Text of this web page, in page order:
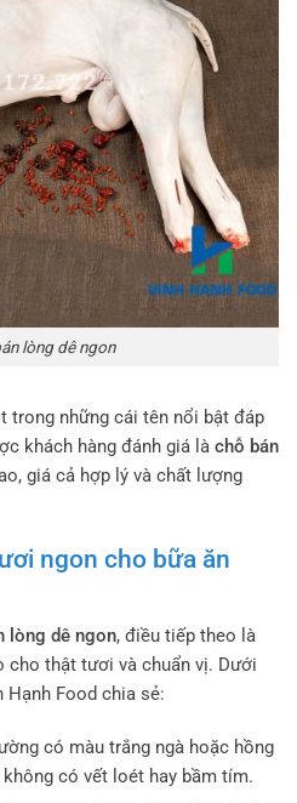
lòng dê ngon
trong những cái tên nổi bật đáp
khách hàng đánh giá là chỗ bán
giá cả hợp lý và chất lượng
ngon cho bữa ăn
lòng dê ngon, điều tiếp theo là
cho thật tươi và chuẩn vị. Dưới
Food chia sẻ:
có màu trắng ngà hoặc hồng
có vết loét hay bầm tím.